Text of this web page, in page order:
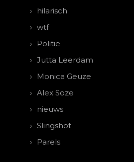
hilarisch
wtf
Politie
Jutta Leerdam
Monica Geuze
Alex Soze
nieuws
Slingshot
Parels